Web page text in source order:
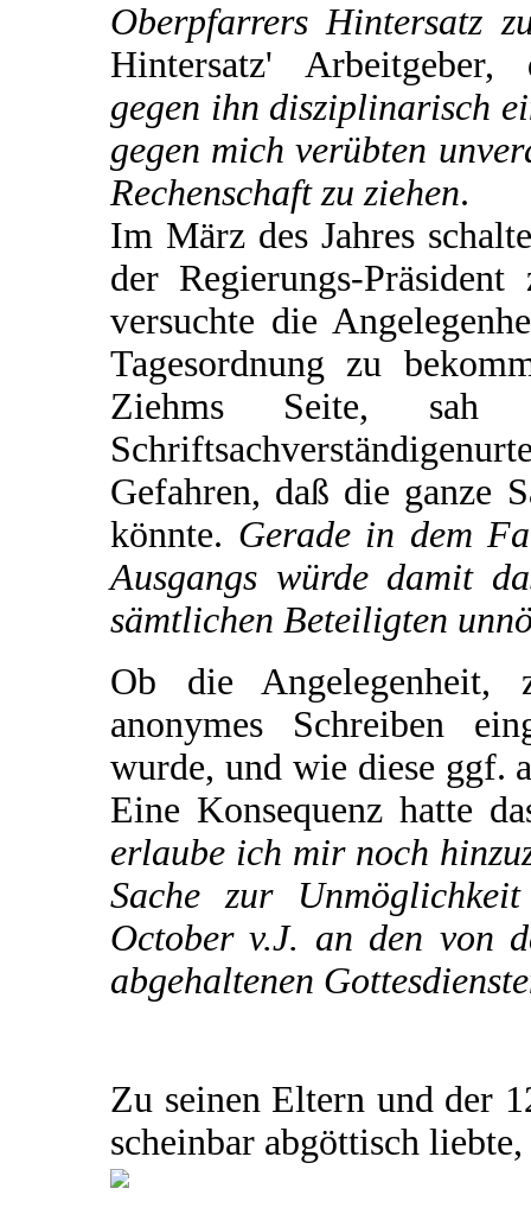
Oberpfarrers Hintersatz
Hintersatz'
gegen ihn disziplinarisch
gegen mich verübten
Rechenschaft zu ziehen.
Im März des Jahres
der Regierungs-
versuchte die
Tagesordnung zu
Ziehms Seite,
Gefahren, daß die ganze
könnte. Gerade in dem
Ausgangs würde damit
sämtlichen Beteiligten
Ob die Angelegenheit,
anonymes Schreiben
wurde, und wie diese ggf.
Eine Konsequenz hatte
erlaube ich mir noch
Sache zur
October v.J. an den von
abgehaltenen
Zu seinen Eltern und der
scheinbar abgöttisch